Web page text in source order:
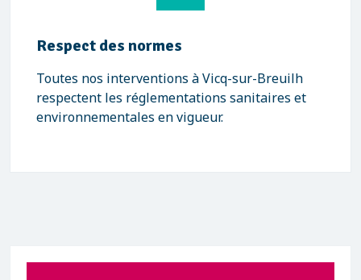
Respect des normes
Toutes nos interventions à Vicq-sur-Breuilh
respectent les réglementations sanitaires et
environnementales en vigueur.